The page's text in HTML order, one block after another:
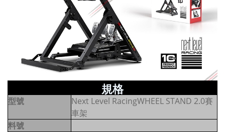
規格
型號
Next Level RacingWHEEL STAND 2.0賽
車架
料號